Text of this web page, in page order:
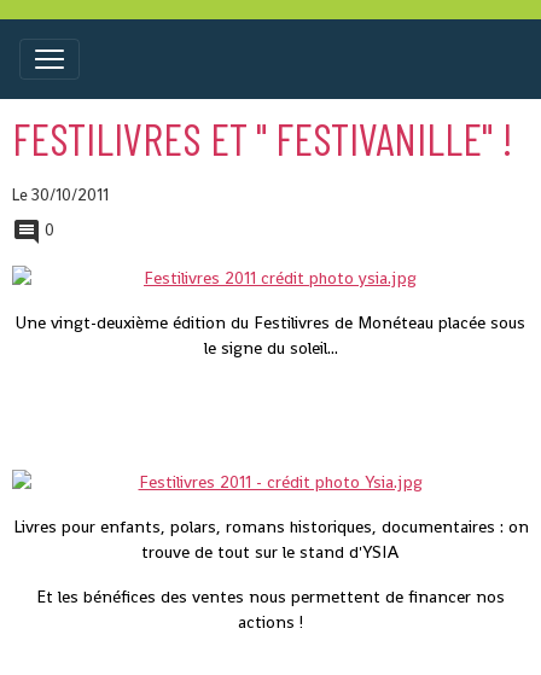
FESTILIVRES ET " FESTIVANILLE" !
Le 30/10/2011
0
Une vingt-deuxième édition du Festilivres de Monéteau placée sous
le signe du soleil...
Livres pour enfants, polars, romans historiques, documentaires : on
trouve de tout sur le stand d'YSIA
Et les bénéfices des ventes nous permettent de financer nos
actions !